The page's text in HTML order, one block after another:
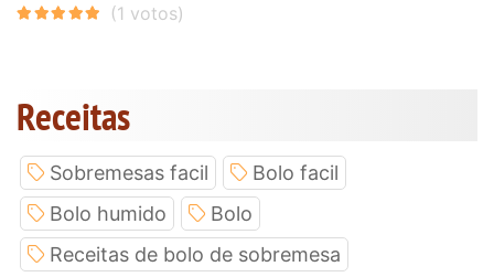
Receitas
Sobremesas facil
Bolo facil
Bolo humido
Bolo
Receitas de bolo de sobremesa